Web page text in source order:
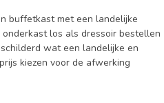
buffetkast met een landelijke
los als dressoir bestellen
wat een landelijke en
kiezen voor de afwerking